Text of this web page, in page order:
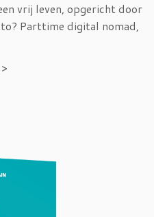
vrij leven, opgericht door
Parttime digital nomad,